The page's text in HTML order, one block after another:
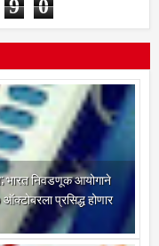
9 0
भारत निवडणूक आयोगाने
प्रसिद्ध होणार